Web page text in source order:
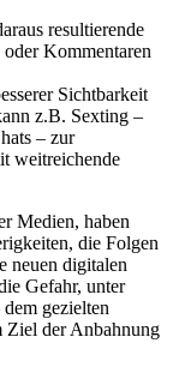
resultierende
Kommentaren
Sichtbarkeit
z.B. Sexting –
– zur
weitreichende
Medien, haben
die Folgen
neuen digitalen
Gefahr, unter
gezielten
Ziel der Anbahnung